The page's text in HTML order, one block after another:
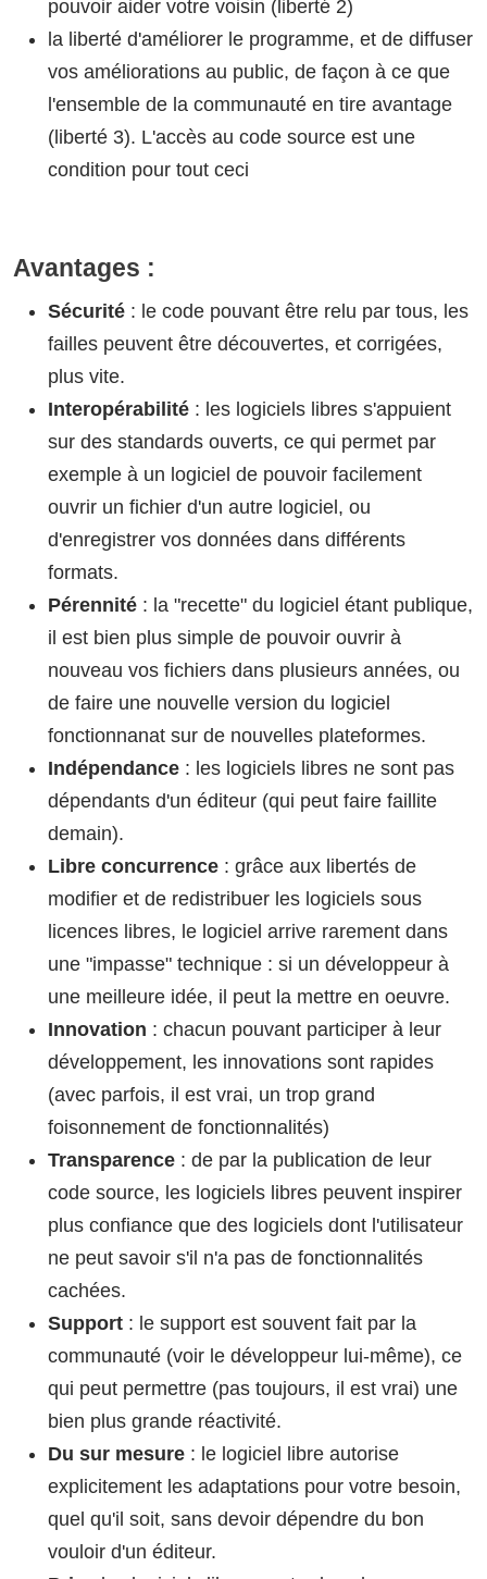
pouvoir aider votre voisin (liberté 2)
la liberté d'améliorer le programme, et de diffuser
vos améliorations au public, de façon à ce que
l'ensemble de la communauté en tire avantage
(liberté 3). L'accès au code source est une
condition pour tout ceci
Avantages :
Sécurité : le code pouvant être relu par tous, les
failles peuvent être découvertes, et corrigées,
plus vite.
Interopérabilité : les logiciels libres s'appuient
sur des standards ouverts, ce qui permet par
exemple à un logiciel de pouvoir facilement
ouvrir un fichier d'un autre logiciel, ou
d'enregistrer vos données dans différents
formats.
Pérennité : la "recette" du logiciel étant publique,
il est bien plus simple de pouvoir ouvrir à
nouveau vos fichiers dans plusieurs années, ou
de faire une nouvelle version du logiciel
fonctionnanat sur de nouvelles plateformes.
Indépendance : les logiciels libres ne sont pas
dépendants d'un éditeur (qui peut faire faillite
demain).
Libre concurrence : grâce aux libertés de
modifier et de redistribuer les logiciels sous
licences libres, le logiciel arrive rarement dans
une "impasse" technique : si un développeur à
une meilleure idée, il peut la mettre en oeuvre.
Innovation : chacun pouvant participer à leur
développement, les innovations sont rapides
(avec parfois, il est vrai, un trop grand
foisonnement de fonctionnalités)
Transparence : de par la publication de leur
code source, les logiciels libres peuvent inspirer
plus confiance que des logiciels dont l'utilisateur
ne peut savoir s'il n'a pas de fonctionnalités
cachées.
Support : le support est souvent fait par la
communauté (voir le développeur lui-même), ce
qui peut permettre (pas toujours, il est vrai) une
bien plus grande réactivité.
Du sur mesure : le logiciel libre autorise
explicitement les adaptations pour votre besoin,
quel qu'il soit, sans devoir dépendre du bon
vouloir d'un éditeur.